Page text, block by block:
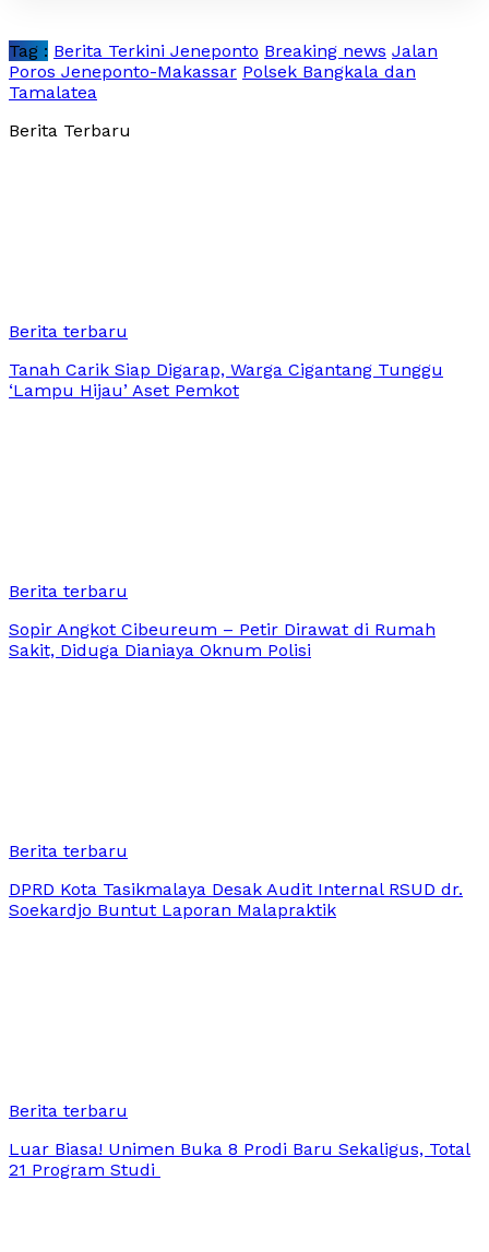
Tag : Berita Terkini Jeneponto Breaking news Jalan
Poros Jeneponto-Makassar Polsek Bangkala dan
Tamalatea
Berita Terbaru
Berita terbaru
Tanah Carik Siap Digarap, Warga Cigantang Tunggu
‘Lampu Hijau’ Aset Pemkot
Berita terbaru
Sopir Angkot Cibeureum – Petir Dirawat di Rumah
Sakit, Diduga Dianiaya Oknum Polisi
Berita terbaru
DPRD Kota Tasikmalaya Desak Audit Internal RSUD dr.
Soekardjo Buntut Laporan Malapraktik
Berita terbaru
Luar Biasa! Unimen Buka 8 Prodi Baru Sekaligus, Total
21 Program Studi